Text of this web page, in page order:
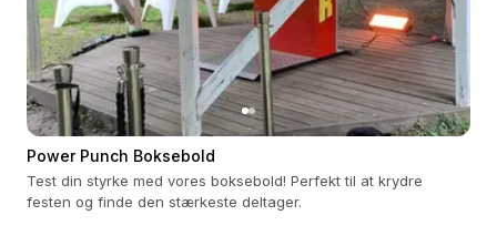
Power Punch Boksebold
Test din styrke med vores boksebold! Perfekt til at krydre
festen og finde den stærkeste deltager.